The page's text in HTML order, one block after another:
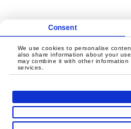
Consent
We use cookies to personalise
also share information about your
may combine it with other
services.